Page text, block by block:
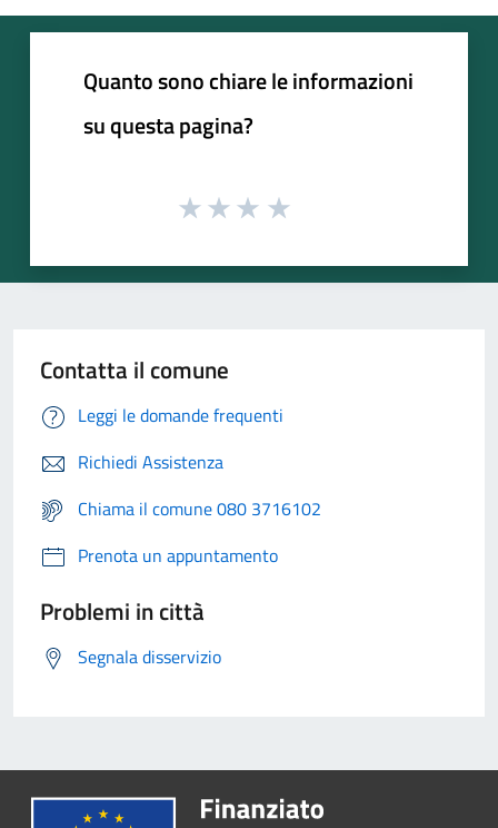
Quanto sono chiare le informazioni
su questa pagina?
Contatta il comune
Leggi le domande frequenti
Richiedi Assistenza
Chiama il comune 080 3716102
Prenota un appuntamento
Problemi in città
Segnala disservizio